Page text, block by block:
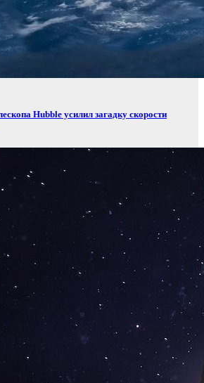
Hubble усилил загадку скорости